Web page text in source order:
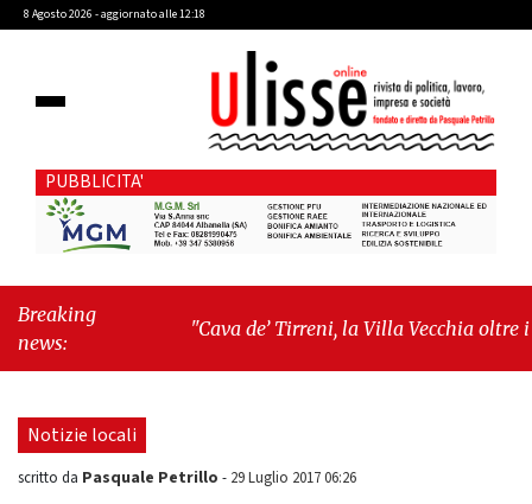
8 Agosto 2026 - aggiornato alle 12:18
PUBBLICITA'
Breaking
news:
"Cava de’ Tirreni, la Villa Vecchia oltre i
seduta consiliare: “Serve chiarezza!”"
Notizie locali
scritto da Pasquale Petrillo - 29 Luglio 2017 06:26